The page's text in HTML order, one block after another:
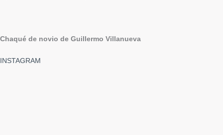
Chaqué de novio de Guillermo Villanueva
INSTAGRAM